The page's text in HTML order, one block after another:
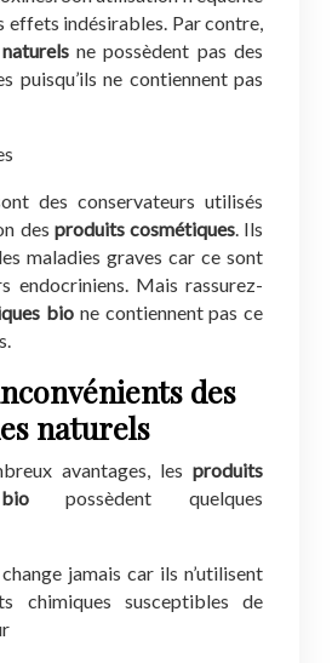
effets indésirables. Par contre,
ne possèdent pas des
puisqu’ils ne contiennent pas
des conservateurs utilisés
des produits cosmétiques. Ils
maladies graves car ce sont
endocriniens. Mais rassurez-
bio ne contiennent pas ce
des
naturels
avantages, les produits
possèdent quelques
jamais car ils n’utilisent
chimiques susceptibles de